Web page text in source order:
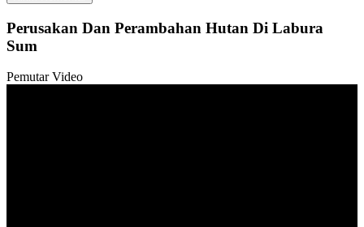
Perusakan Dan Perambahan Hutan Di Labura
Sum
Pemutar Video